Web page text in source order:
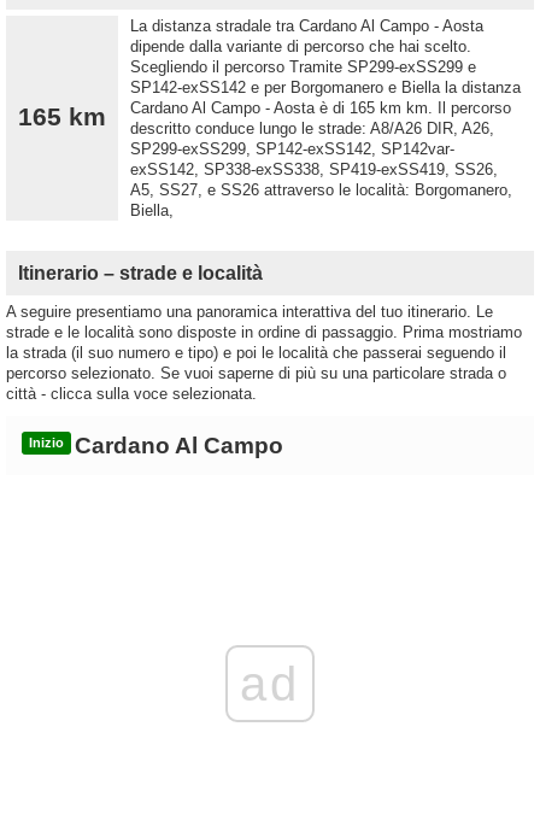
165 km
La distanza stradale tra Cardano Al Campo - Aosta
dipende dalla variante di percorso che hai scelto.
Scegliendo il percorso Tramite SP299-exSS299 e
SP142-exSS142 e per Borgomanero e Biella la distanza
Cardano Al Campo - Aosta è di 165 km km. Il percorso
descritto conduce lungo le strade: A8/A26 DIR, A26,
SP299-exSS299, SP142-exSS142, SP142var-
exSS142, SP338-exSS338, SP419-exSS419, SS26,
A5, SS27, e SS26 attraverso le località: Borgomanero,
Biella,
Itinerario – strade e località
A seguire presentiamo una panoramica interattiva del tuo itinerario. Le
strade e le località sono disposte in ordine di passaggio. Prima mostriamo
la strada (il suo numero e tipo) e poi le località che passerai seguendo il
percorso selezionato. Se vuoi saperne di più su una particolare strada o
città - clicca sulla voce selezionata.
Inizio Cardano Al Campo
ad